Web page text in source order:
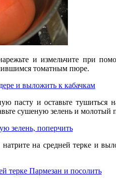
и измельчите при
томатным пюре.
пасту и оставьте
сушеную зелень и молотый
на средней терке и